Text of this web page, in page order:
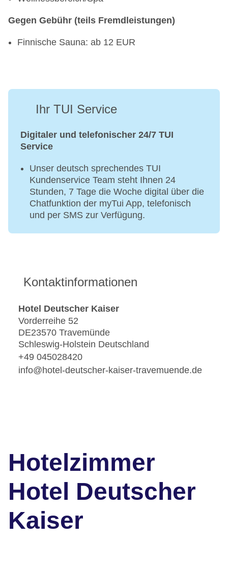
Gegen Gebühr (teils Fremdleistungen)
Finnische Sauna: ab 12 EUR
Ihr TUI Service
Digitaler und telefonischer 24/7 TUI
Service
Unser deutsch sprechendes TUI
Kundenservice Team steht Ihnen 24
Stunden, 7 Tage die Woche digital über die
Chatfunktion der myTui App, telefonisch
und per SMS zur Verfügung.
Kontaktinformationen
Hotel Deutscher Kaiser
Vorderreihe 52
DE23570 Travemünde
Schleswig-Holstein Deutschland
+49 045028420
info@hotel-deutscher-kaiser-travemuende.de
Hotelzimmer
Hotel Deutscher
Kaiser